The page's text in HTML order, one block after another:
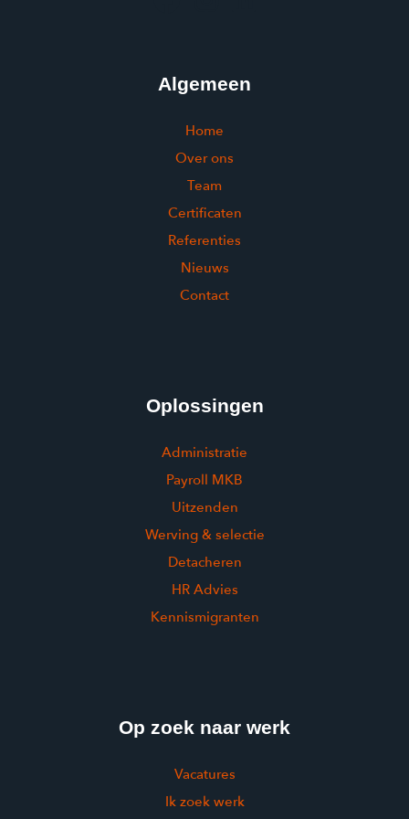
Algemeen
Home
Over ons
Team
Certificaten
Referenties
Nieuws
Contact
Oplossingen
Administratie
Payroll MKB
Uitzenden
Werving & selectie
Detacheren
HR Advies
Kennismigranten
Op zoek naar werk
Vacatures
Ik zoek werk